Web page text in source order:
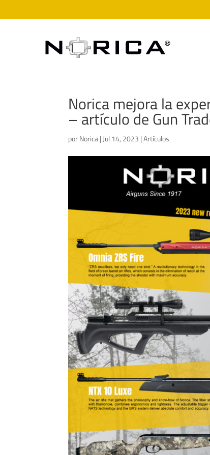
Norica mejora la
– artículo de Gun
porNorica| Jul 14, 2023 |Artículos